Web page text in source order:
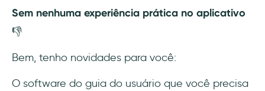
Sem nenhuma experiência prática no aplicativo
👎
Bem, tenho novidades para você:
O software do guia do usuário que você precisa